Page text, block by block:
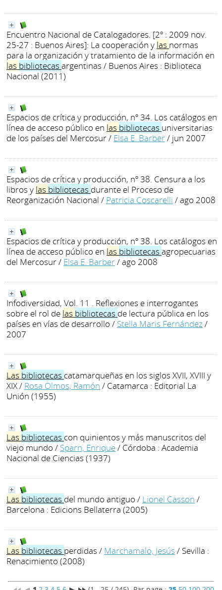
Encuentro Nacional de Catalogadores. [2º : 2009 nov.
25-27 : Buenos Aires]: La cooperación y las normas
para la organización y tratamiento de la información en
las bibliotecas argentinas / Buenos Aires : Biblioteca
Nacional (2011)
Espacios de crítica y producción, nº 34. Los catálogos en
línea de acceso público en las bibliotecas universitarias
de los países del Mercosur/ Elsa E. Barber/ jun 2007
Espacios de crítica y producción, nº 38. Censura a los
libros y las bibliotecas durante el Proceso de
Reorganización Nacional / Patricia Coscarelli / ago 2008
Espacios de crítica y producción, nº 38. Los catálogos en
línea de acceso público en las bibliotecas agropecuarias
del Mercosur/ Elsa E. Barber/ ago 2008
Infodiversidad, Vol. 11 . Reflexiones e interrogantes
sobre el rol de las bibliotecas de lectura pública en los
países en vías de desarrollo / Stella Maris Fernández/
2007
Las bibliotecas catamarqueñas en los siglos XVII, XVIII y
XIX/ Rosa Olmos, Ramón / Catamarca : Editorial La
Unión (1955)
Las bibliotecas con quinientos y más manuscritos del
viejo mundo / Sparn, Enrique/ Córdoba : Academia
Nacional de Ciencias (1937)
Las bibliotecas del mundo antiguo / Lionel Casson /
Barcelona : Edicions Bellaterra (2005)
Las bibliotecas perdidas / Marchamalo, Jesús / Sevilla :
Renacimiento (2008)